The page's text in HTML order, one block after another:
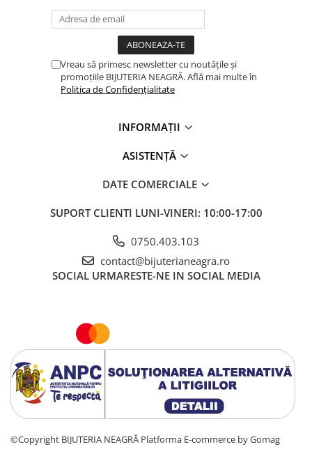
semiprețioase
Brățări din Argint cu pietre
Brățări elastice cu pietre
semiprețioase
Brățări de picior din Aur
Coliere cu mărgele colorate și
Coliere cu pietre semiprețioase
Vreau să primesc newsletter cu noutățile și
promoțiile BIJUTERIA NEAGRĂ. Află mai multe în
Politica de Confidențialitate
INFORMAȚII
ASISTENȚĂ
DATE COMERCIALE
SUPORT CLIENTI LUNI-VINERI: 10:00-17:00
0750.403.103
contact@bijuterianeagra.ro
SOCIAL URMARESTE-NE IN SOCIAL MEDIA
©Copyright BIJUTERIA NEAGRĂ Platforma E-commerce by Gomag